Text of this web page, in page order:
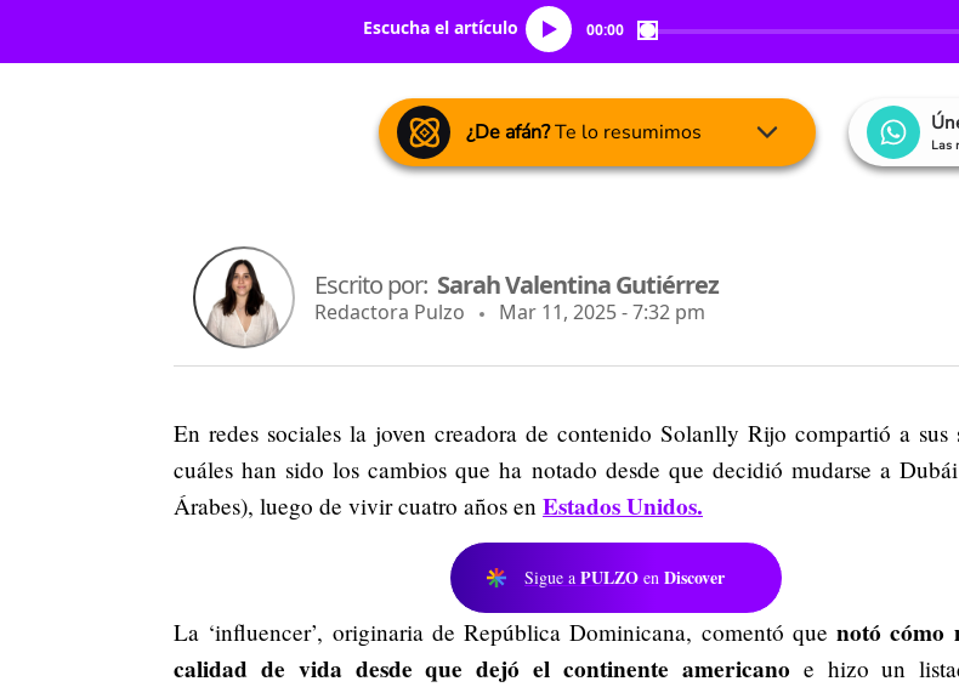
Escucha el artículo 00:00
¿De afán?Te lo resumimos Las
Escrito por: Sarah Valentina Gutiérrez
Redactora Pulzo Mar 11, 2025 - 7:32 pm
En redes sociales la joven creadora de contenido Solanlly Rijo compartió a sus
cuáles han sido los cambios que ha notado desde que decidió mudarse a
Árabes), luego de vivir cuatro años en Estados Unidos.
Sigue a PULZO en Discover
La ‘influencer’, originaria de República Dominicana, comentó quenotó cómo
calidad de vida desde que dejó el continente americano e hizo un